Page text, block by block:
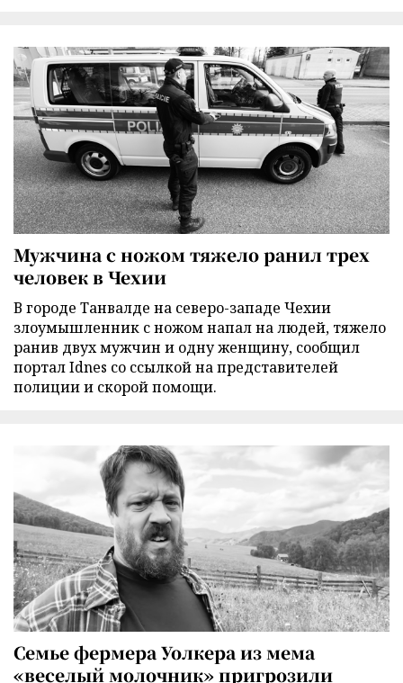
Мужчина с ножом тяжело ранил трех
человек в Чехии
В городе Танвалде на северо-западе Чехии
злоумышленник с ножом напал на людей, тяжело
ранив двух мужчин и одну женщину, сообщил
портал Idnes со ссылкой на представителей
полиции и скорой помощи.
Семье фермера Уолкера из мема
«веселый молочник» пригрозили